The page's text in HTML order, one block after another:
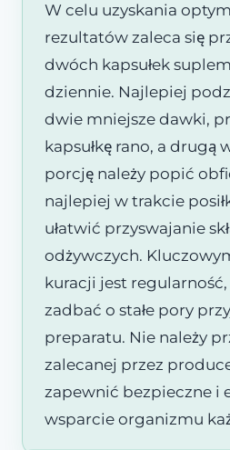
W celu uzyskania
rezultatów zaleca się
dwóch kapsułek
dziennie. Najlepiej
dwie mniejsze dawki,
kapsułkę rano, a drugą
porcję należy popić
najlepiej w trakcie
ułatwić przyswajanie
odżywczych.
kuracji jest
zadbać o stałe pory
preparatu. Nie należy
zalecanej przez
zapewnić bezpieczne i
wsparcie organizmu